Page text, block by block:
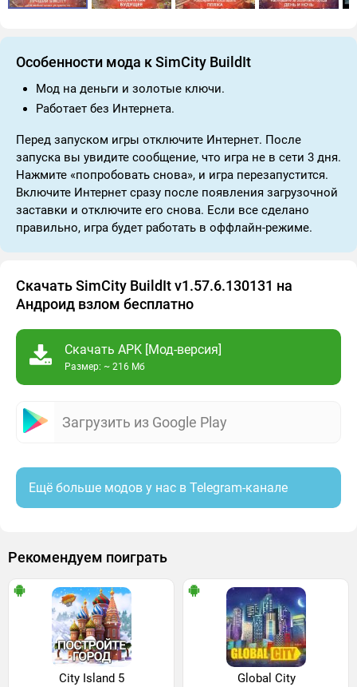
Особенности мода к SimCity BuildIt
Мод на деньги и золотые ключи.
Работает без Интернета.
Перед запуском игры отключите Интернет. После
запуска вы увидите сообщение, что игра не в сети 3 дня.
Нажмите «попробовать снова», и игра перезапустится.
Включите Интернет сразу после появления загрузочной
заставки и отключите его снова. Если все сделано
правильно, игра будет работать в оффлайн-режиме.
Скачать SimCity BuildIt v1.57.6.130131 на
Андроид взлом бесплатно
Скачать APK [Мод-версия]
Размер: ~ 216 Мб
Загрузить из Google Play
Ещё больше модов у нас в Telegram-канале
Рекомендуем поиграть
City Island 5 Global City